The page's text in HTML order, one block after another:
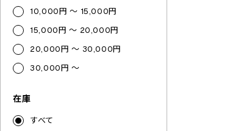
10,000円 ～ 15,000円
15,000円 ～ 20,000円
20,000円 ～ 30,000円
30,000円 ～
在庫
すべて